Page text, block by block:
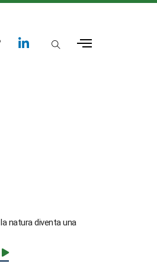
natura diventa una